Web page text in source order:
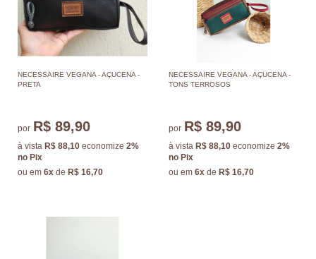
NECESSAIRE VEGANA - AÇUCENA -
PRETA
por R$ 89,90
à vista R$ 88,10 economize 2%
no Pix
ou em 6x de R$ 16,70
NECESSAIRE VEGANA - AÇUCENA -
TONS TERROSOS
por R$ 89,90
à vista R$ 88,10 economize 2%
no Pix
ou em 6x de R$ 16,70